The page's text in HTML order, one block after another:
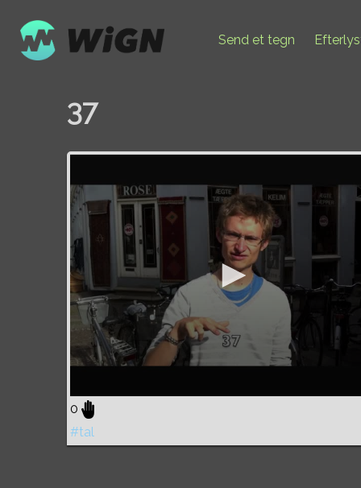
Send et tegn
37
0
#tal